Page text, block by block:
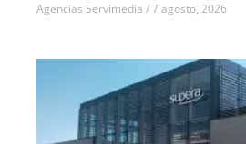
Agencias Servimedia 7 agosto, 2026